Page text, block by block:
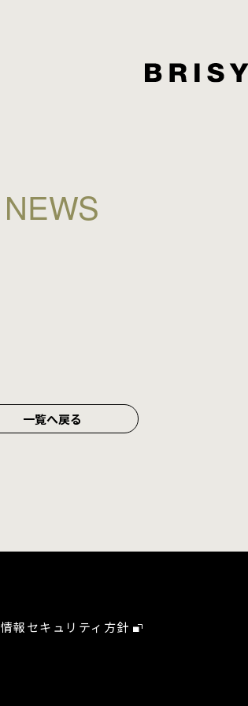
NEWS
一覧へ戻る
情報セキュリティ方針